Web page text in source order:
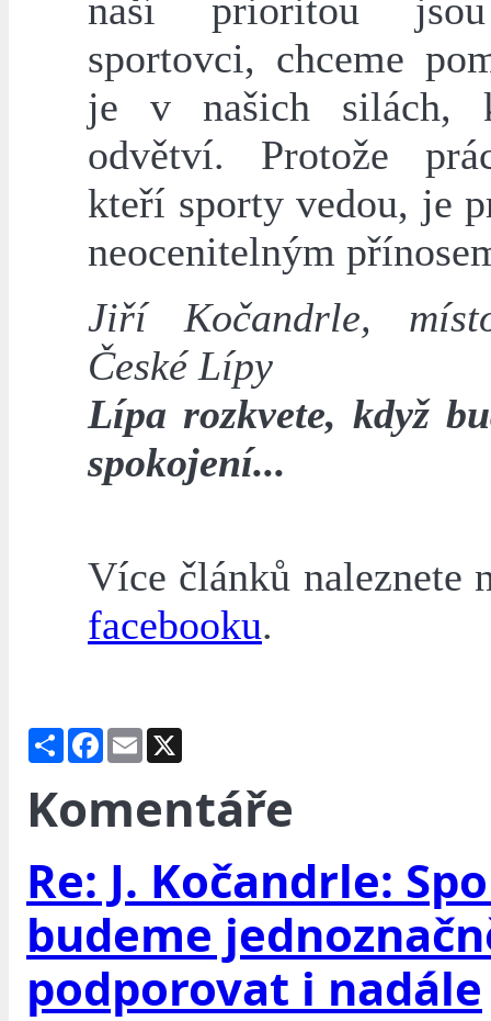
naší prioritou
sportovci, chceme
je v našich silách,
odvětví. Protože
kteří sporty vedou, je
neocenitelným
Jiří Kočandrle,
České Lípy
Lípa rozkvete, když
spokojení...
Více článků naleznete
facebooku.
Share Facebook
Email
Komentáře
Re: J. Kočandrle:
budeme
podporovat i nadále